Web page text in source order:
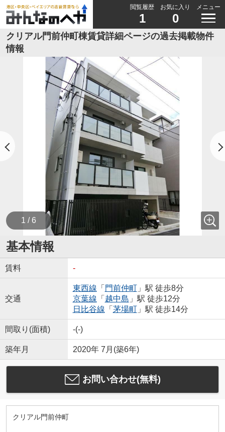
閲覧履歴
1
お気に入り
0
メニュー
クリアル門前仲町棟賃貸詳細ページの過去掲載物件
情報
1 / 6
基本情報
賃料 -
交通
東西線 「 門前仲町」駅 徒歩8分
京葉線 「 越中島 」駅 徒歩12分
日比谷線 「 茅場町」駅 徒歩14分
間取り(面積) -(-)
築年月 2020年 7月(築6年)
お問い合わせ(無料)
クリアル門前仲町